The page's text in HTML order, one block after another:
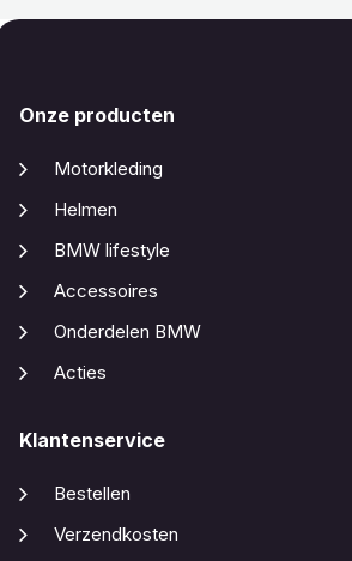
Onze producten
Motorkleding
Helmen
BMW lifestyle
Accessoires
Onderdelen BMW
Acties
Klantenservice
Bestellen
Verzendkosten